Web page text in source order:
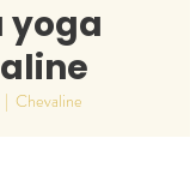
yoga
|
Chevaline